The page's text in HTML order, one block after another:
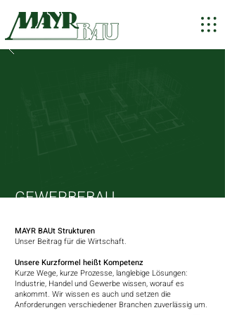
GEWERBEBAU
MAYR BAUt Strukturen
Unser Beitrag für die Wirtschaft.
Unsere Kurzformel heißt Kompetenz
Kurze Wege, kurze Prozesse, langlebige Lösungen:
Industrie, Handel und Gewerbe wissen, worauf es
ankommt. Wir wissen es auch und setzen die
Anforderungen verschiedener Branchen zuverlässig um.